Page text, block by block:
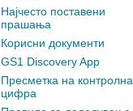
Најчесто поставени
прашања
Корисни документи
GS1 Discovery App
Пресметка на контролна
цифра